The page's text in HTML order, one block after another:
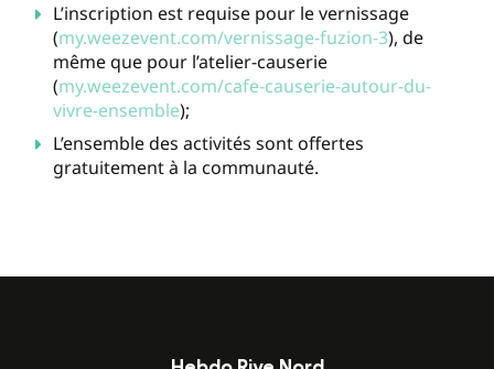
L’inscription est requise pour le vernissage
(my.weezevent.com/vernissage-fuzion-3), de
même que pour l’atelier-causerie
(my.weezevent.com/cafe-causerie-autour-du-
vivre-ensemble);
L’ensemble des activités sont offertes
gratuitement à la communauté.